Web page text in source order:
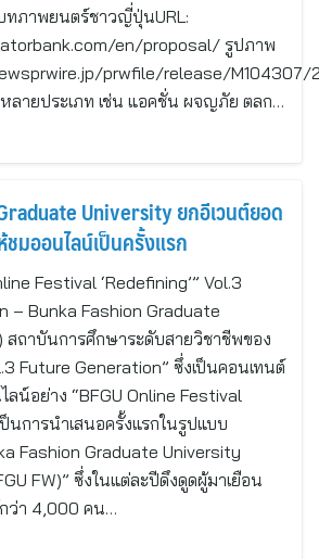
ทภาพยนตร์ชาวญี่ปุ่นURL:
en/proposal/ รูปภาพ
prwfile/release/M104307/
ายประเภท เช่น แอคชั่น ผจญภัย ตลก…
University ยกอีเวนต์ยอด
ชมออนไลน์เป็นครั้งแรก
Festival ‘Redefining’” Vol.3
– Bunka Fashion Graduate
สถาบันการศึกษาระดับสายวิชาชีพของ
Future Generation” ซึ่งเป็นคอนเทนต์
ลน์อย่าง “BFGU Online Festival
ป็นการนำเสนอครั้งแรกในรูปแบบ
Fashion Graduate University
FW)” ซึ่งในแต่ละปีดึงดูดผู้มาเยือน
ว่า 4,000 คน…